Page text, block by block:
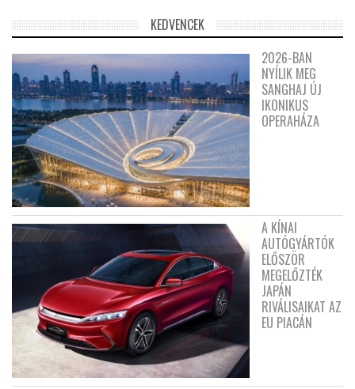
KEDVENCEK
2026-BAN
NYÍLIK MEG
SANGHAJ ÚJ
IKONIKUS
OPERAHÁZA
A KÍNAI
AUTÓGYÁRTÓK
ELŐSZÖR
MEGELŐZTÉK
JAPÁN
RIVÁLISAIKAT AZ
EU PIACÁN